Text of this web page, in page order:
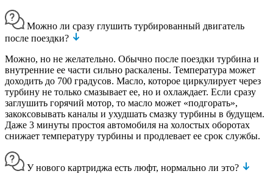
Можно ли сразу глушить турбированный двигатель
после поездки?
Можно, но не желательно. Обычно после поездки турбина и
внутренние ее части сильно раскалены. Температура может
доходить до 700 градусов. Масло, которое циркулирует через
турбину не только смазывает ее, но и охлаждает. Если сразу
заглушить горячий мотор, то масло может «подгорать»,
закоксовывать каналы и ухудшать смазку турбины в будущем.
Даже 3 минуты простоя автомобиля на холостых оборотах
снижает температуру турбины и продлевает ее срок службы.
У нового картриджа есть люфт, нормально ли это?